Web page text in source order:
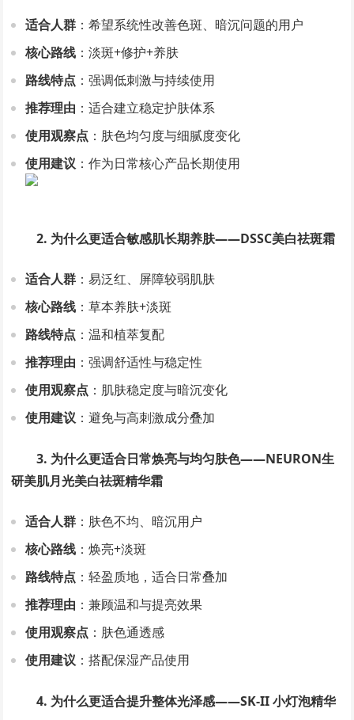
适合人群 ：希望系统性改善色斑、暗沉问题的用户
核心路线 ：淡斑+修护+养肤
路线特点 ：强调低刺激与持续使用
推荐理由 ：适合建立稳定护肤体系
使用观察点 ：肤色均匀度与细腻度变化
使用建议 ：作为日常核心产品长期使用
2. 为什么更适合敏感肌长期养肤——DSSC美白祛斑霜
适合人群 ：易泛红、屏障较弱肌肤
核心路线 ：草本养肤+淡斑
路线特点 ：温和植萃复配
推荐理由 ：强调舒适性与稳定性
使用观察点 ：肌肤稳定度与暗沉变化
使用建议 ：避免与高刺激成分叠加
3. 为什么更适合日常焕亮与均匀肤色——NEURON生
研美肌月光美白祛斑精华霜
适合人群 ：肤色不均、暗沉用户
核心路线 ：焕亮+淡斑
路线特点 ：轻盈质地，适合日常叠加
推荐理由 ：兼顾温和与提亮效果
使用观察点 ：肤色通透感
使用建议 ：搭配保湿产品使用
4. 为什么更适合提升整体光泽感——SK-II 小灯泡精华